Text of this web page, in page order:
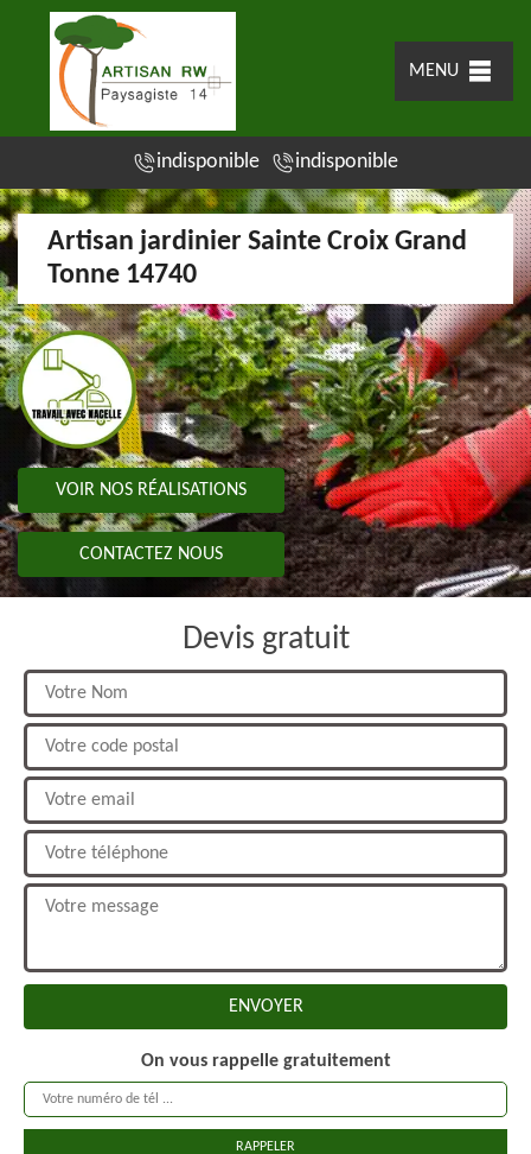
MENU
indisponible indisponible
Artisan jardinier Sainte Croix Grand
Tonne 14740
VOIR NOS RÉALISATIONS
CONTACTEZ NOUS
Devis gratuit
On vous rappelle gratuitement